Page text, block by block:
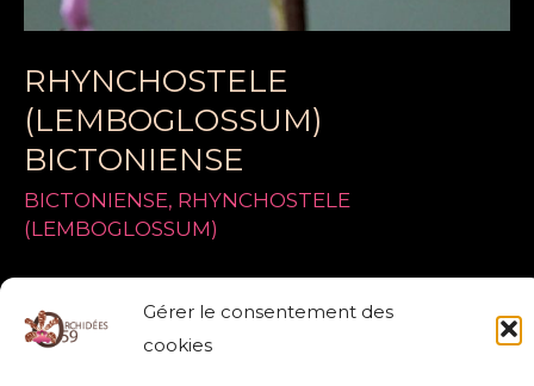
Gérer le consentement des
cookies
RHYNCHOSTELE
(LEMBOGLOSSUM)
BICTONIENSE
BICTONIENSE, RHYNCHOSTELE
(LEMBOGLOSSUM)